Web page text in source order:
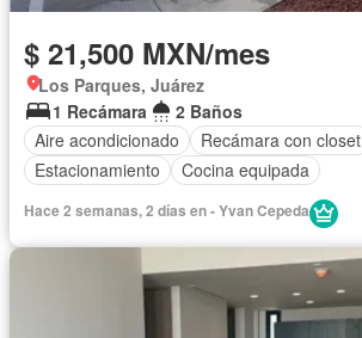
$ 21,500 MXN/mes
Los Parques, Juárez
1 Recámara
2 Baños
Aire acondicionado
Recámara con closet
Estacionamiento
Cocina equipada
Hace 2 semanas, 2 días en - Yvan Cepeda